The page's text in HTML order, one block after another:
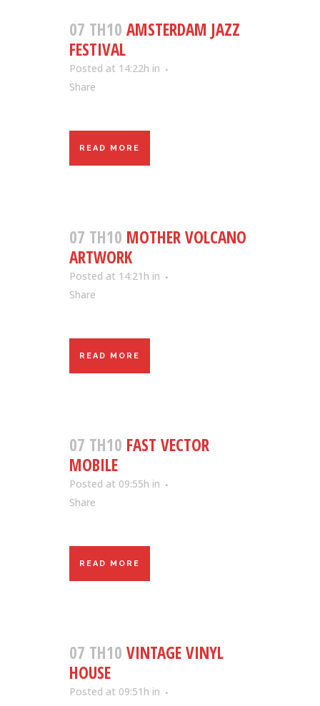
07 TH10 AMSTERDAM JAZZ
FESTIVAL
Posted at 14:22h in
Share
READ MORE
07 TH10 MOTHER VOLCANO
ARTWORK
Posted at 14:21h in
Share
READ MORE
07 TH10 FAST VECTOR
MOBILE
Posted at 09:55h in
Share
READ MORE
07 TH10 VINTAGE VINYL
HOUSE
Posted at 09:51h in